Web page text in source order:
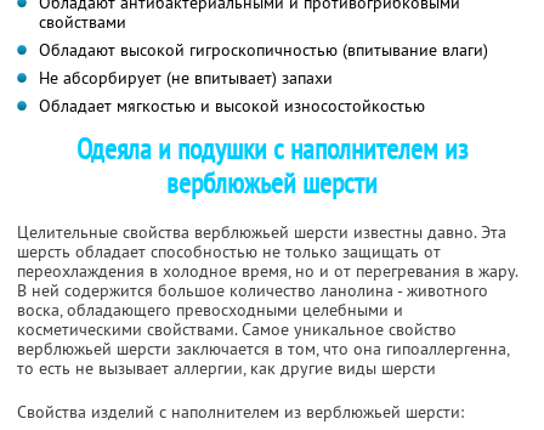
свойствами
Обладают высокой гигроскопичностью (впитывание влаги)
Не абсорбирует (не впитывает) запахи
Обладает мягкостью и высокой износостойкостью
Одеяла и подушки с наполнителем из
верблюжьей шерсти
Целительные свойства верблюжьей шерсти известны давно. Эта
шерсть обладает способностью не только защищать от
переохлаждения в холодное время, но и от перегревания в жару.
В ней содержится большое количество ланолина - животного
воска, обладающего превосходными целебными и
косметическими свойствами. Самое уникальное свойство
верблюжьей шерсти заключается в том, что она гипоаллергенна,
то есть не вызывает аллергии, как другие виды шерсти
Свойства изделий с наполнителем из верблюжьей шерсти: